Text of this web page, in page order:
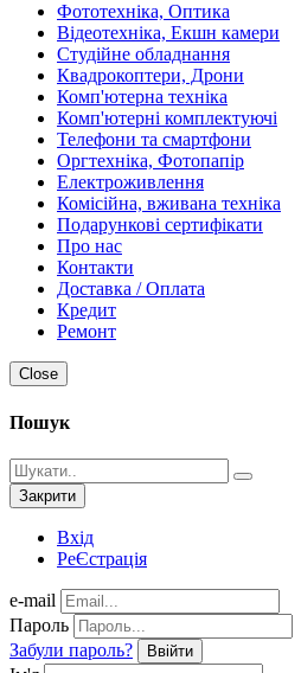
Фототехніка, Оптика
Відеотехніка, Екшн камери
Студійне обладнання
Квадрокоптери, Дрони
Комп'ютерна техніка
Комп'ютерні комплектуючі
Телефони та смартфони
Оргтехніка, Фотопапір
Електроживлення
Комісійна, вживана техніка
Подарункові сертифікати
Про нас
Контакти
Доставка / Оплата
Кредит
Ремонт
Close
Пошук
Закрити
Вхід
РеЄстрація
e-mail
Пароль
Забули пароль?
Ввійти